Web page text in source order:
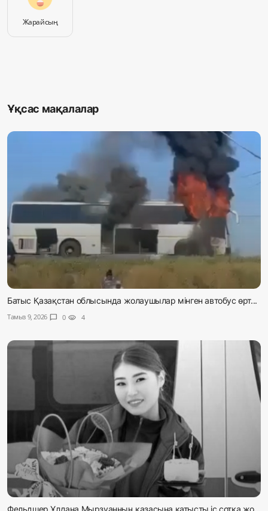
Жарайсың
Ұқсас мақалалар
Батыс Қазақстан облысында жолаушылар мінген автобус өрт...
Тамыз 9, 2026 chat_bubble 0 visibility 4